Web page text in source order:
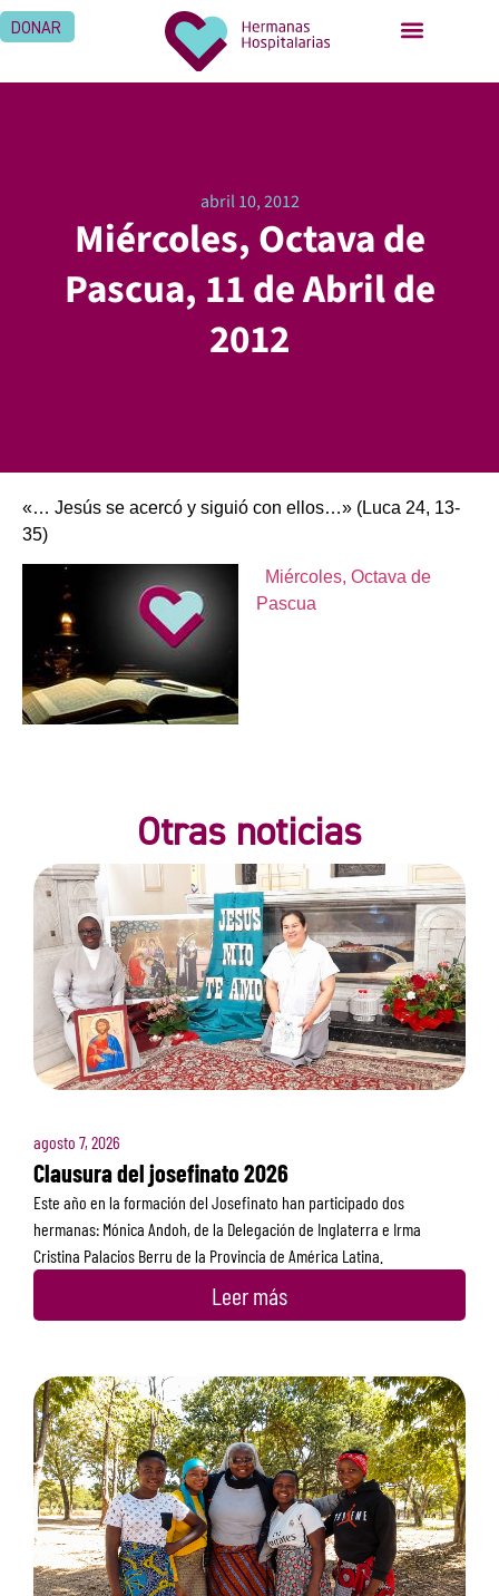
DONAR
abril 10, 2012
Miércoles, Octava de
Pascua, 11 de Abril de
2012
«… Jesús se acercó y siguió con ellos…» (Luca 24, 13-
35)
Miércoles, Octava de
Pascua
Otras noticias
agosto 7, 2026
Clausura del josefinato 2026
Este año en la formación del Josefinato han participado dos
hermanas: Mónica Andoh, de la Delegación de Inglaterra e Irma
Cristina Palacios Berru de la Provincia de América Latina.
Leer más